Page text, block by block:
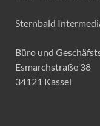
Sternbald
Büro und
Esmarchstraße 38
34121 Kassel